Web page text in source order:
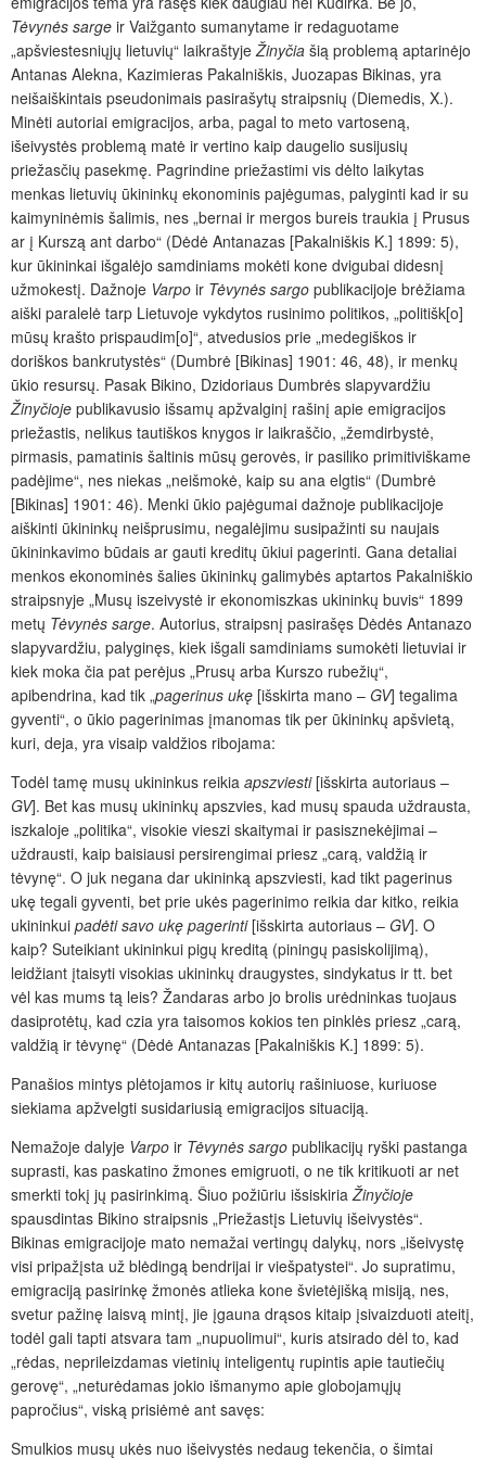
Tėvynės sarge ir Vaižganto sumanytame ir redaguotame
„apšviestesniųjų lietuvių“ laikraštyjeŽinyčia šią problemą aptarinėjo
Antanas Alekna, Kazimieras Pakalniškis, Juozapas Bikinas, yra
neišaiškintais pseudonimais pasirašytų straipsnių (Diemedis, X.).
Minėti autoriai emigracijos, arba, pagal to meto vartoseną,
išeivystės problemą matė ir vertino kaip daugelio susijusių
priežasčių pasekmę. Pagrindine priežastimi vis dėlto laikytas
menkas lietuvių ūkininkų ekonominis pajėgumas, palyginti kad ir su
kaimyninėmis šalimis, nes „bernai ir mergos bureis traukia į Prusus
ar į Kurszą ant darbo“ (Dėdė Antanazas [Pakalniškis K.] 1899: 5),
kur ūkininkai išgalėjo samdiniams mokėti kone dvigubai didesnį
užmokestį. Dažnoje Varpo ir Tėvynės sargo publikacijoje brėžiama
aiški paralelė tarp Lietuvoje vykdytos rusinimo politikos, „politišk[o]
mūsų krašto prispaudim[o]“, atvedusios prie „medegiškos ir
doriškos bankrutystės“ (Dumbrė [Bikinas] 1901: 46, 48), ir menkų
ūkio resursų. Pasak Bikino, Dzidoriaus Dumbrės slapyvardžiu
Žinyčioje publikavusio išsamų apžvalginį rašinį apie emigracijos
priežastis, nelikus tautiškos knygos ir laikraščio, „žemdirbystė,
pirmasis, pamatinis šaltinis mūsų gerovės, ir pasiliko primitiviškame
padėjime“, nes niekas „neišmokė, kaip su ana elgtis“ (Dumbrė
[Bikinas] 1901: 46). Menki ūkio pajėgumai dažnoje publikacijoje
aiškinti ūkininkų neišprusimu, negalėjimu susipažinti su naujais
ūkininkavimo būdais ar gauti kreditų ūkiui pagerinti. Gana detaliai
menkos ekonominės šalies ūkininkų galimybės aptartos Pakalniškio
straipsnyje „Musų iszeivystė ir ekonomiszkas ukininkų buvis“ 1899
metų Tėvynės sarge. Autorius, straipsnį pasirašęs Dėdės Antanazo
slapyvardžiu, palyginęs, kiek išgali samdiniams sumokėti lietuviai ir
kiek moka čia pat perėjus „Prusų arba Kurszo rubežių“,
apibendrina, kad tik „pagerinus ukę [išskirta mano – GV] tegalima
gyventi“, o ūkio pagerinimas įmanomas tik per ūkininkų apšvietą,
kuri, deja, yra visaip valdžios ribojama:
Todėl tamę musų ukininkus reikia apszviesti [išskirta autoriaus –
GV]. Bet kas musų ukininkų apszvies, kad musų spauda uždrausta,
iszkaloje „politika“, visokie vieszi skaitymai ir pasisznekėjimai –
uždrausti, kaip baisiausi persirengimai priesz „carą, valdžią ir
tėvynę“. O juk negana dar ukininką apszviesti, kad tikt pagerinus
ukę tegali gyventi, bet prie ukės pagerinimo reikia dar kitko, reikia
ukininkui padėti savo ukę pagerinti[išskirta autoriaus – GV]. O
kaip? Suteikiant ukininkui pigų kreditą (piningų pasiskolijimą),
leidžiant įtaisyti visokias ukininkų draugystes, sindykatus ir tt. bet
vėl kas mums tą leis? Žandaras arbo jo brolis urėdninkas tuojaus
dasiprotėtų, kad czia yra taisomos kokios ten pinklės priesz „carą,
valdžią ir tėvynę“ (Dėdė Antanazas [Pakalniškis K.] 1899: 5).
Panašios mintys plėtojamos ir kitų autorių rašiniuose, kuriuose
siekiama apžvelgti susidariusią emigracijos situaciją.
Nemažoje dalyje Varpo ir Tėvynės sargo publikacijų ryški pastanga
suprasti, kas paskatino žmones emigruoti, o ne tik kritikuoti ar net
smerkti tokį jų pasirinkimą. Šiuo požiūriu išsiskiriaŽinyčioje
spausdintas Bikino straipsnis „Priežastįs Lietuvių išeivystės“.
Bikinas emigracijoje mato nemažai vertingų dalykų, nors „išeivystę
visi pripažįsta už blėdingą bendrijai ir viešpatystei“. Jo supratimu,
emigraciją pasirinkę žmonės atlieka kone švietėjišką misiją, nes,
svetur pažinę laisvą mintį, jie įgauna drąsos kitaip įsivaizduoti ateitį,
todėl gali tapti atsvara tam „nupuolimui“, kuris atsirado dėl to, kad
„rėdas, neprileizdamas vietinių inteligentų rupintis apie tautiečių
gerovę“, „neturėdamas jokio išmanymo apie globojamųjų
papročius“, viską prisiėmė ant savęs:
Smulkios musų ukės nuo išeivystės nedaug tekenčia, o šimtai